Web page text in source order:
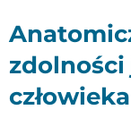
człowieka